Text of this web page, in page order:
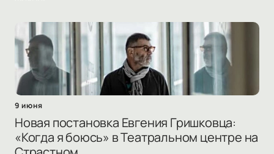
9 июня
Новая постановка Евгения Гришковца:
«Когда я боюсь» в Театральном центре на